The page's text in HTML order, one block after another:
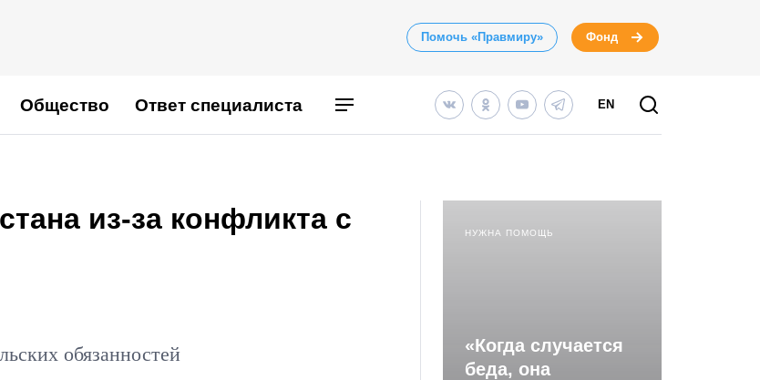
Помочь «Правмиру» Фонд
Общество Ответ специалиста EN
из-за конфликта с
обязанностей
НУЖНА ПОМОЩЬ
«Когда случается
беда, она